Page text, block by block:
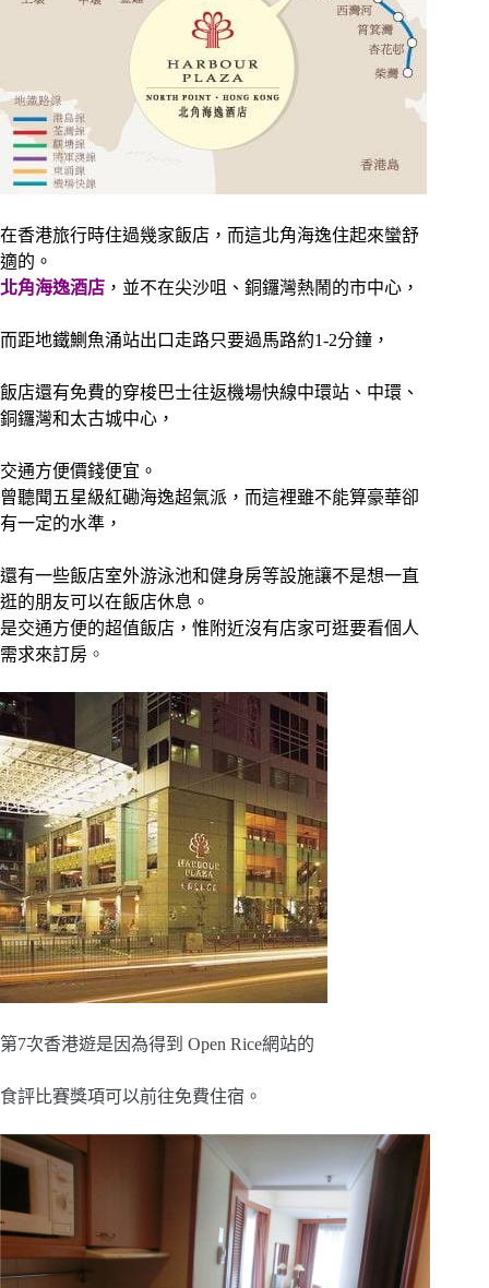
在香港旅行時住過幾家飯店，而這北角海逸住起來蠻舒
適的。
北角海逸酒店 ，並不在尖沙咀、銅鑼灣熱鬧的市中心，
而距地鐵鰂魚涌站出口走路只要過馬路約1-2分鐘，
飯店還有免費的穿梭巴士往返機場快線中環站、中環、
銅鑼灣和太古城中心，
交通方便價錢便宜。
曾聽聞五星級紅磡海逸超氣派，而這裡雖不能算豪華卻
有一定的水準，
還有一些飯店室外游泳池和健身房等設施讓不是想一直
逛的朋友可以在飯店休息。
是交通方便的超值飯店，惟附近沒有店家可逛要看個人
需求來訂房 。
第7次香港遊是因為得到 Open Rice網站的
食評比賽獎項可以前往免費住宿。